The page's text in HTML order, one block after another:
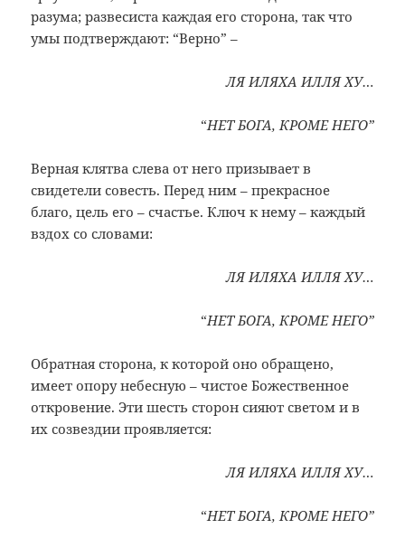
разума; развесиста каждая его сторона, так что
умы подтверждают: “Верно” –
ЛЯ ИЛЯХА ИЛЛЯ ХУ…
“НЕТ БОГА, КРОМЕ НЕГО”
Верная клятва слева от него призывает в
свидетели совесть. Перед ним – прекрасное
благо, цель его – счастье. Ключ к нему – каждый
вздох со словами:
ЛЯ ИЛЯХА ИЛЛЯ ХУ…
“НЕТ БОГА, КРОМЕ НЕГО”
Обратная сторона, к которой оно обращено,
имеет опору небесную – чистое Божественное
откровение. Эти шесть сторон сияют светом и в
их созвездии проявляется:
ЛЯ ИЛЯХА ИЛЛЯ ХУ…
“НЕТ БОГА, КРОМЕ НЕГО”